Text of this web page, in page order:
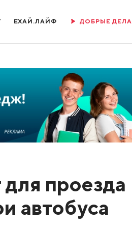
ЕХАЙ.ЛАЙФ ДОБРЫЕ ДЕЛА
проезда
автобуса